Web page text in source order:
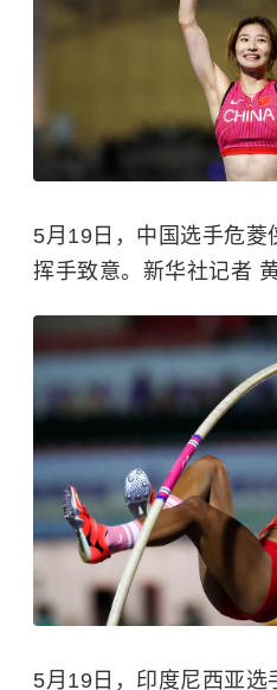
5月19日，中国选手危菱
挥手致意。新华社记者
5月19日，印度尼西亚选